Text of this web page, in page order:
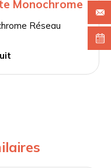
Monochrome
Réseau